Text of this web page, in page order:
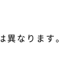
なります。